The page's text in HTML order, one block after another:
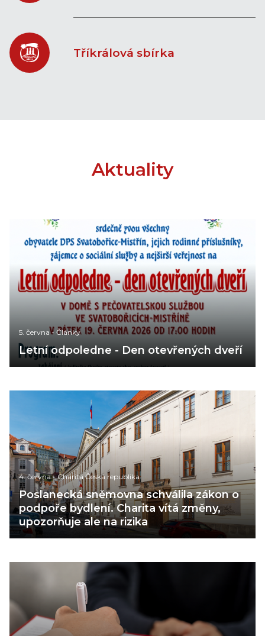
Tříkrálová sbírka
Aktuality
5. června- Články
Letní odpoledne - Den otevřených dveří
4. června-Charita Česká republika
Poslanecká sněmovna schválila zákon o
podpoře bydlení. Charita vítá změny,
upozorňuje ale na rizika